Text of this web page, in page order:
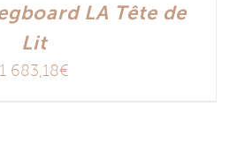
LA Tête de
Lit
1 683,18€